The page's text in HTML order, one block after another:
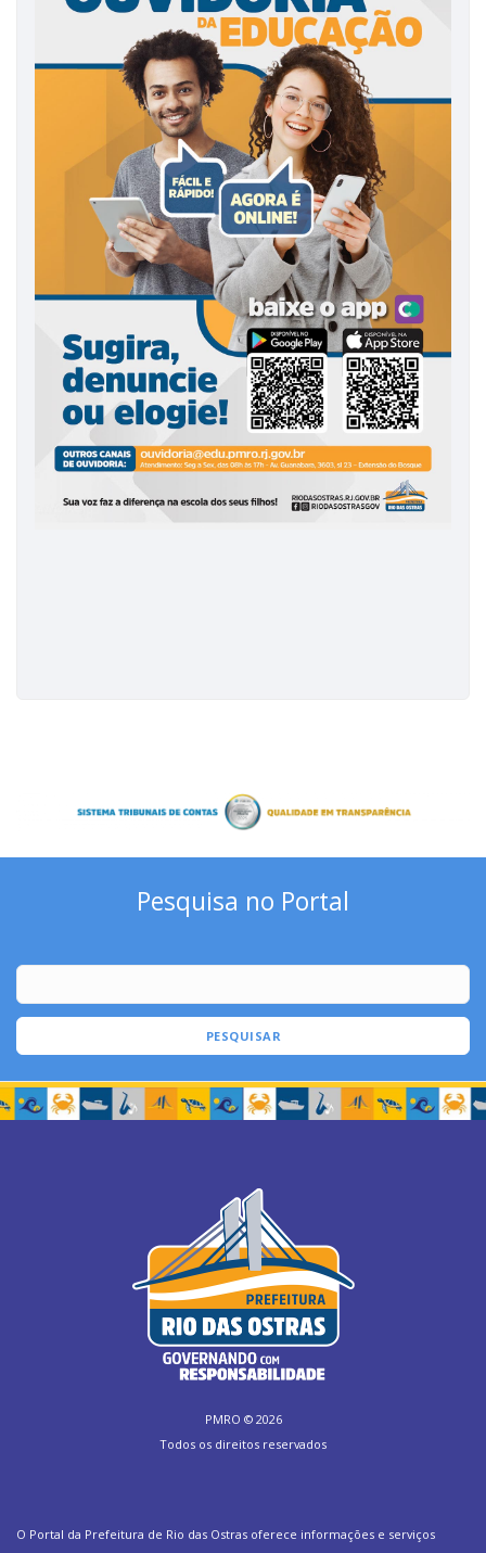
Pesquisa no Portal
PESQUISAR
PMRO © 2026
Todos os direitos reservados
O Portal da Prefeitura de Rio das Ostras oferece informações e serviços